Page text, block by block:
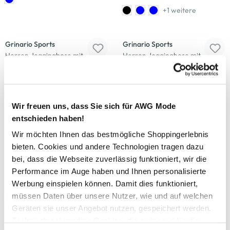
Wir freuen uns, dass Sie sich für AWG Mode
entschieden haben!
Wir möchten Ihnen das bestmögliche Shoppingerlebnis
bieten. Cookies und andere Technologien tragen dazu
bei, dass die Webseite zuverlässig funktioniert, wir die
Performance im Auge haben und Ihnen personalisierte
Werbung einspielen können. Damit dies funktioniert,
müssen Daten über unsere Nutzer, wie und auf welchen
Geräten sie unser Angebot nutzen, gespeichert werden.
+1 weitere
Grinario Sports
Herren Jogginghose mit
+1 weitere
Grinario Sports
Herren Jogginghose mit
Grinario Sports
Herren Jogginghose mit
geradem Bein und Paspel
14,99 €
+1 weitere
Grinario Sports
Herren Jogginghose mit
geradem Bein
14,99 €
-23% -20%